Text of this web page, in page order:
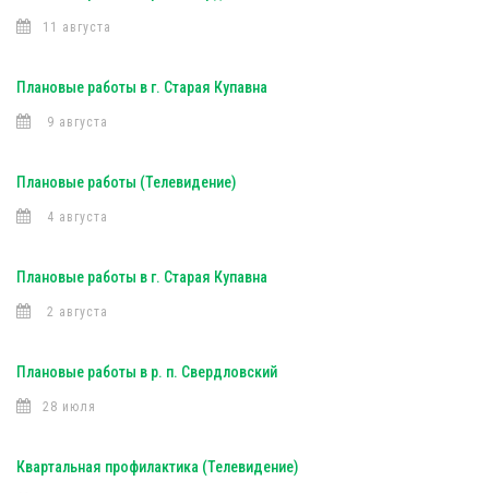
11 августа
Плановые работы в г. Старая Купавна
9 августа
Плановые работы (Телевидение)
4 августа
Плановые работы в г. Старая Купавна
2 августа
Плановые работы в р. п. Свердловский
28 июля
Квартальная профилактика (Телевидение)